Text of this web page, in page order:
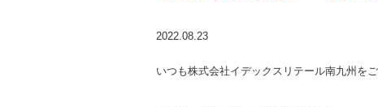
2022.08.23
いつも株式会社イデックスリテール南九州を